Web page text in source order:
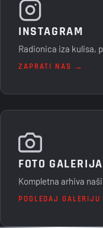
INSTAGRAM
Radionica iza kulisa,
ZAPRATI NAS →
FOTO GALERIJA
Kompletna arhiva
POGLEDAJ